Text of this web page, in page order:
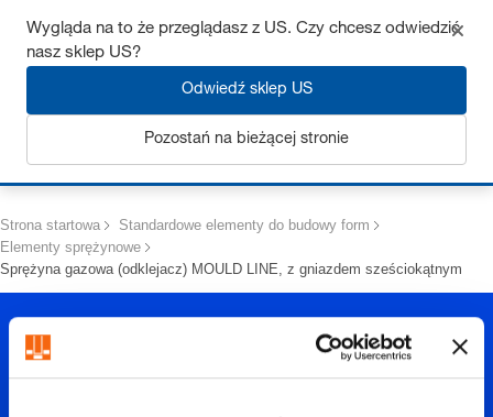
Uzyskaj do 7% zniżki – kliknij tutaj, aby dowiedzieć się więcej
Strona startowa
Standardowe elementy do budowy form
Elementy sprężynowe
Sprężyna gazowa (odklejacz) MOULD LINE, z gniazdem sześciokątnym
Wygląda na to że przeglądasz z US. Czy chcesz odwiedzić
nasz sklep US?
Odwiedź sklep US
Pozostań na bieżącej stronie